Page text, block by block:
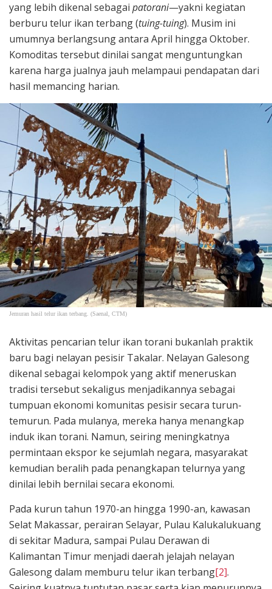
yang lebih dikenal sebagai patorani—yakni kegiatan
berburu telur ikan terbang (tuing-tuing). Musim ini
umumnya berlangsung antara April hingga Oktober.
Komoditas tersebut dinilai sangat menguntungkan
karena harga jualnya jauh melampaui pendapatan dari
hasil memancing harian.
Jemuran hasil telur ikan terbang. (Saenal, CTM)
Aktivitas pencarian telur ikan torani bukanlah praktik
baru bagi nelayan pesisir Takalar. Nelayan Galesong
dikenal sebagai kelompok yang aktif meneruskan
tradisi tersebut sekaligus menjadikannya sebagai
tumpuan ekonomi komunitas pesisir secara turun-
temurun. Pada mulanya, mereka hanya menangkap
induk ikan torani. Namun, seiring meningkatnya
permintaan ekspor ke sejumlah negara, masyarakat
kemudian beralih pada penangkapan telurnya yang
dinilai lebih bernilai secara ekonomi.
Pada kurun tahun 1970-an hingga 1990-an, kawasan
Selat Makassar, perairan Selayar, Pulau Kalukalukuang
di sekitar Madura, sampai Pulau Derawan di
Kalimantan Timur menjadi daerah jelajah nelayan
Galesong dalam memburu telur ikan terbang[2].